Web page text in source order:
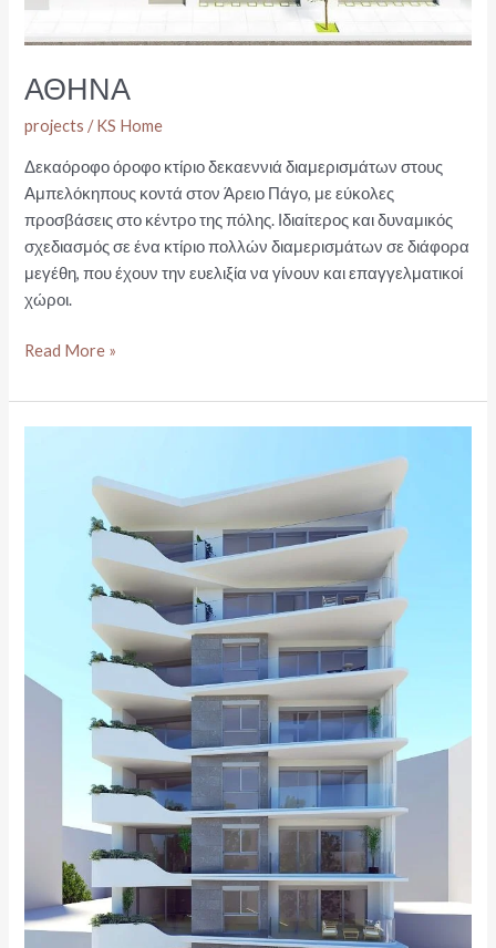
ΑΘΗΝΑ
projects /KS Home
Δεκαόροφο όροφο κτίριο δεκαεννιά διαμερισμάτων στους
Αμπελόκηπους κοντά στον Άρειο Πάγο, με εύκολες
προσβάσεις στο κέντρο της πόλης. Ιδιαίτερος και δυναμικός
σχεδιασμός σε ένα κτίριο πολλών διαμερισμάτων σε διάφορα
μεγέθη, που έχουν την ευελιξία να γίνουν και επαγγελματικοί
χώροι.
ΑΘΗΝΑ
Read More »